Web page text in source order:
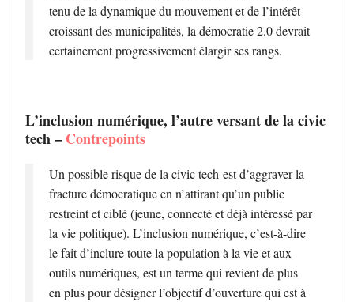
tenu de la dynamique du mouvement et de l’intérêt
croissant des municipalités, la démocratie 2.0 devrait
certainement progressivement élargir ses rangs.
L’inclusion numérique, l’autre versant de la civic
tech – Contrepoints
Un possible risque de la civic tech est d’aggraver la
fracture démocratique en n’attirant qu’un public
restreint et ciblé (jeune, connecté et déjà intéressé par
la vie politique). L’inclusion numérique, c’est-à-dire
le fait d’inclure toute la population à la vie et aux
outils numériques, est un terme qui revient de plus
en plus pour désigner l’objectif d’ouverture qui est à